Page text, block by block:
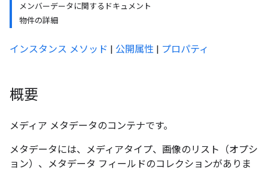
メンバーデータに関するドキュメント
物件の詳細
インスタンス メソッド | 公開属性 | プロパティ
概要
メディア メタデータのコンテナです。
メタデータには、メディアタイプ、画像のリスト（オプシ
ョン）、メタデータ フィールドのコレクションがありま